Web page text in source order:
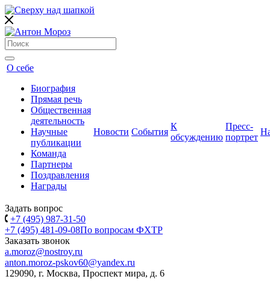
О себе
Биография
Прямая речь
Общественная
деятельность
Научные
публикации
Команда
Партнеры
Поздравления
Награды
Новости События
К
обсуждению
Пресс-
портрет
Задать вопрос
+7 (495) 987-31-50
+7 (495) 481-09-08По вопросам ФХТР
Заказать звонок
a.moroz@nostroy.ru
anton.moroz-pskov60@yandex.ru
129090, г. Москва, Проспект мира, д. 6